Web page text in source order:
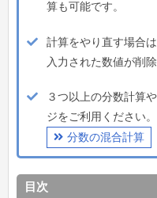
算も可能です。
計算をやり直す場合
入力された数値が削
３つ以上の分数計算
ジをご利用ください。
分数の混合計算
目次